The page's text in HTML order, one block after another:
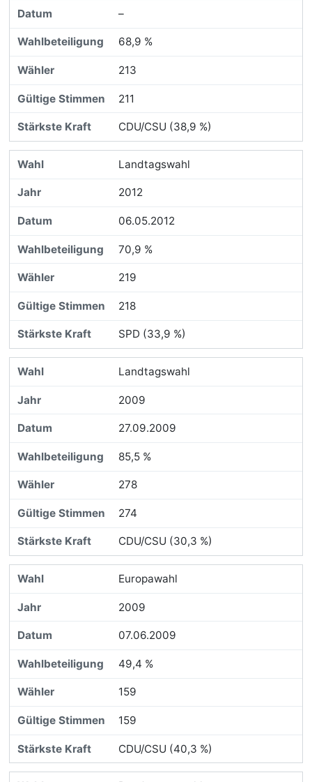
–
68,9 %
213
211
CDU/CSU (38,9 %)
Landtagswahl
2012
06.05.2012
70,9 %
219
218
SPD (33,9 %)
Landtagswahl
2009
27.09.2009
85,5 %
278
274
CDU/CSU (30,3 %)
Europawahl
2009
07.06.2009
49,4 %
159
159
CDU/CSU (40,3 %)